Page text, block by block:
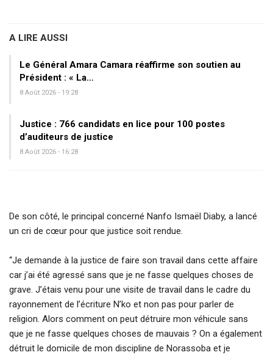
A LIRE AUSSI
Le Général Amara Camara réaffirme son soutien au
Président : « La…
8 Août 2026 - 19:28
Justice : 766 candidats en lice pour 100 postes
d’auditeurs de justice
8 Août 2026 - 16:28
De son côté, le principal concerné Nanfo Ismaël Diaby, a lancé
un cri de cœur pour que justice soit rendue.
“Je demande à la justice de faire son travail dans cette affaire
car j’ai été agressé sans que je ne fasse quelques choses de
grave. J’étais venu pour une visite de travail dans le cadre du
rayonnement de l’écriture N’ko et non pas pour parler de
religion. Alors comment on peut détruire mon véhicule sans
que je ne fasse quelques choses de mauvais ? On a également
détruit le domicile de mon discipline de Norassoba et je